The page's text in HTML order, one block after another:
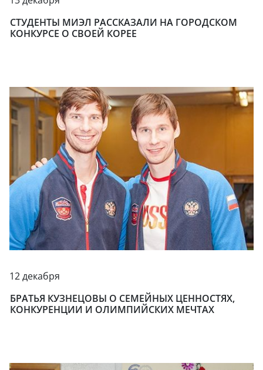
СТУДЕНТЫ МИЭЛ РАССКАЗАЛИ НА ГОРОДСКОМ
КОНКУРСЕ О СВОЕЙ КОРЕЕ
12 декабря
БРАТЬЯ КУЗНЕЦОВЫ О СЕМЕЙНЫХ ЦЕННОСТЯХ,
КОНКУРЕНЦИИ И ОЛИМПИЙСКИХ МЕЧТАХ